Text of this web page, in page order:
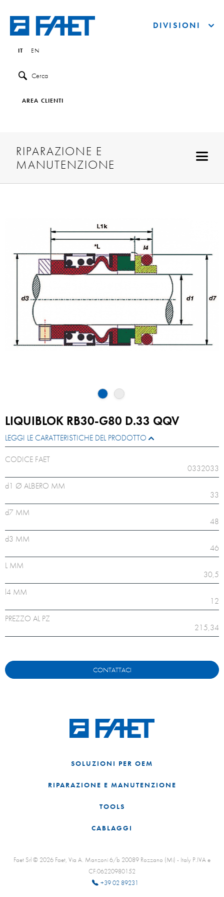
IT EN
Cerca
AREA CLIENTI
DIVISIONI
RIPARAZIONE E
MANUTENZIONE
LIQUIBLOK RB30-G80 D.33 QQV
LEGGI LE CARATTERISTICHE DEL PRODOTTO
CODICE FAET
0332033
d1 Ø ALBERO MM
33
d7 MM
48
d3 MM
46
L MM
30,5
l4 MM
12
PREZZO AL PZ
215,34
CONTATTACI
SOLUZIONI PER OEM
RIPARAZIONE E MANUTENZIONE
TOOLS
CABLAGGI
Faet Srl © 2026 Faet, Via A. Manzoni 6/b 20089 Rozzano (Mi) - Italy P.IVA e
CF:06220980152
+39 02 89231